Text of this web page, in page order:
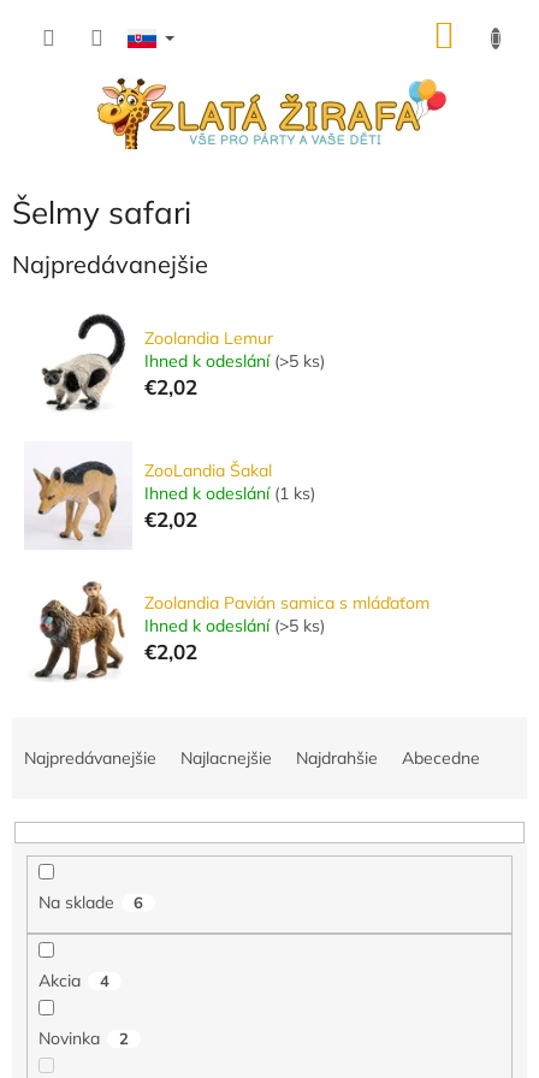
Šelmy safari
Najpredávanejšie
Zoolandia Lemur
Ihned k odeslání (>5 ks)
€2,02
ZooLandia Šakal
Ihned k odeslání (1 ks)
€2,02
Zoolandia Pavián samica s mláďaťom
Ihned k odeslání (>5 ks)
€2,02
n
Najpredávanejšie Najlacnejšie Najdrahšie Abecedne
Na sklade 6
Akcia 4
Novinka 2